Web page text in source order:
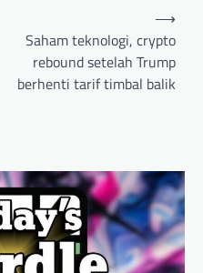
Saham teknologi, crypto
rebound setelah Trump
berhenti tarif timbal balik
⟶